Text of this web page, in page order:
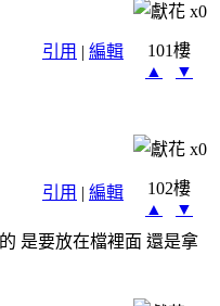
x0
引用 | 編輯
101樓
▲
▼
x0
引用 | 編輯
102樓
▲
▼
是要放在檔裡面 還是拿